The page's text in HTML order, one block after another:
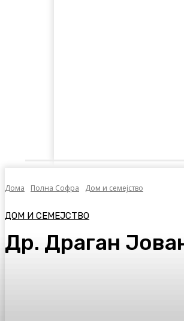
Дома Полна Софра Дом и семејство
ДОМ И СЕМЕЈСТВО
Др. Драган